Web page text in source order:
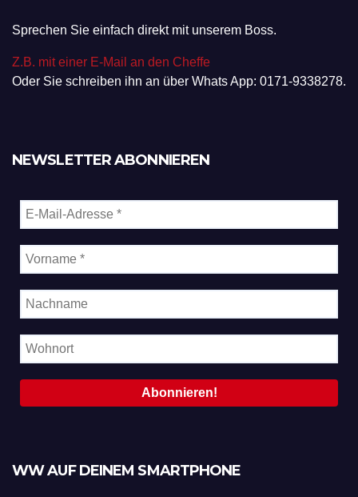
Sprechen Sie einfach direkt mit unserem Boss.
Z.B. mit einer E-Mail an den Cheffe
Oder Sie schreiben ihn an über Whats App: 0171-9338278.
NEWSLETTER ABONNIEREN
WW AUF DEINEM SMARTPHONE